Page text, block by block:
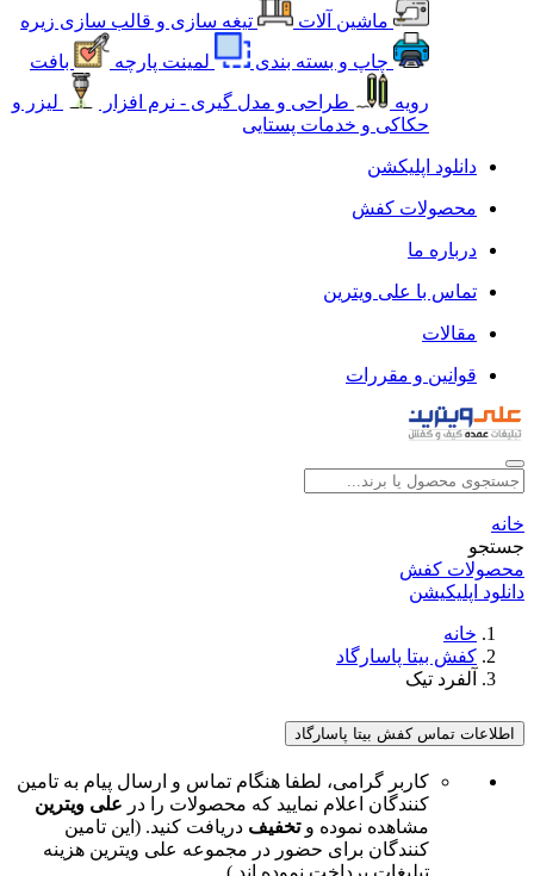
ماشین آلات
تیغه سازی و قالب سازی زیره
چاپ و بسته بندی
لمینت پارچه
بافت
رویه
طراحی و مدل گیری - نرم افزار
لیزر و
حکاکی و خدمات پستایی
دانلود اپلیکشن
محصولات کفش
درباره ما
تماس با علی ویترین
مقالات
قوانین و مقررات
خانه
جستجو
محصولات کفش
دانلود اپلیکیشن
خانه
کفش بیتا پاسارگاد
آلفرد تیک
اطلاعات تماس کفش بیتا پاسارگاد
کاربر گرامی، لطفا هنگام تماس و ارسال پیام به تامین
کنندگان اعلام نمایید که محصولات را در علی ویترین
مشاهده نموده وتخفیف دریافت کنید. (این تامین
کنندگان برای حضور در مجموعه علی ویترین هزینه
تبلیغات پرداخت نموده اند.)